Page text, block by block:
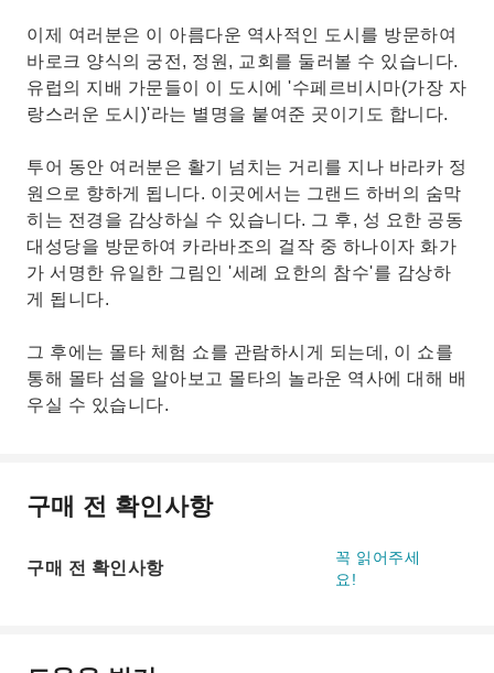
이제 여러분은 이 아름다운 역사적인 도시를 방문하여
바로크 양식의 궁전, 정원, 교회를 둘러볼 수 있습니다.
유럽의 지배 가문들이 이 도시에 '수페르비시마(가장 자
랑스러운 도시)'라는 별명을 붙여준 곳이기도 합니다.
투어 동안 여러분은 활기 넘치는 거리를 지나 바라카 정
원으로 향하게 됩니다. 이곳에서는 그랜드 하버의 숨막
히는 전경을 감상하실 수 있습니다. 그 후, 성 요한 공동
대성당을 방문하여 카라바조의 걸작 중 하나이자 화가
가 서명한 유일한 그림인 '세례 요한의 참수'를 감상하
게 됩니다.
그 후에는 몰타 체험 쇼를 관람하시게 되는데, 이 쇼를
통해 몰타 섬을 알아보고 몰타의 놀라운 역사에 대해 배
우실 수 있습니다.
구매 전 확인사항
구매 전 확인사항
꼭 읽어주세
요!